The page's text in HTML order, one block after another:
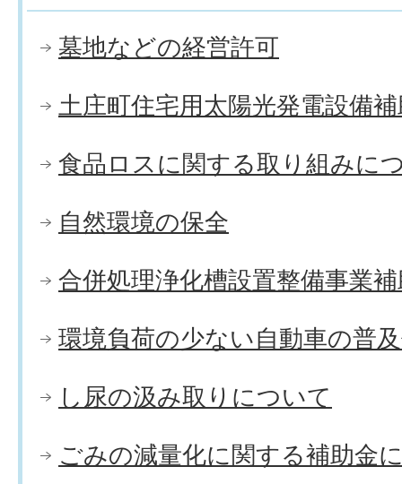
墓地などの経営許可
土庄町住宅用太陽光発電設備
食品ロスに関する取り組みに
自然環境の保全
合併処理浄化槽設置整備事業
環境負荷の少ない自動車の普
し尿の汲み取りについて
ごみの減量化に関する補助金